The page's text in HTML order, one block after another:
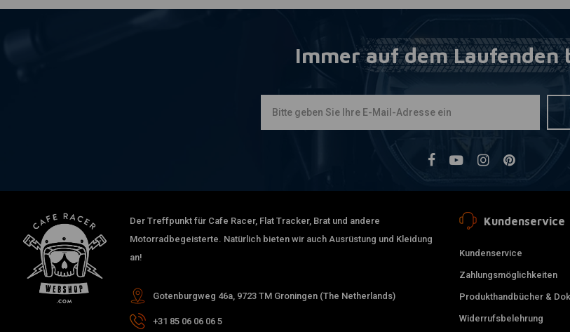
Immer auf dem Laufenden
Der Treffpunkt für Cafe Racer, Flat Tracker, Brat und andere
Motorradbegeisterte. Natürlich bieten wir auch Ausrüstung und Kleidung
an!
Gotenburgweg 46a, 9723 TM Groningen (The Netherlands)
+31 85 06 06 06 5
Kundenservice
Kundenservice
Zahlungsmöglichkeiten
Produkthandbücher &
Widerrufsbelehrung